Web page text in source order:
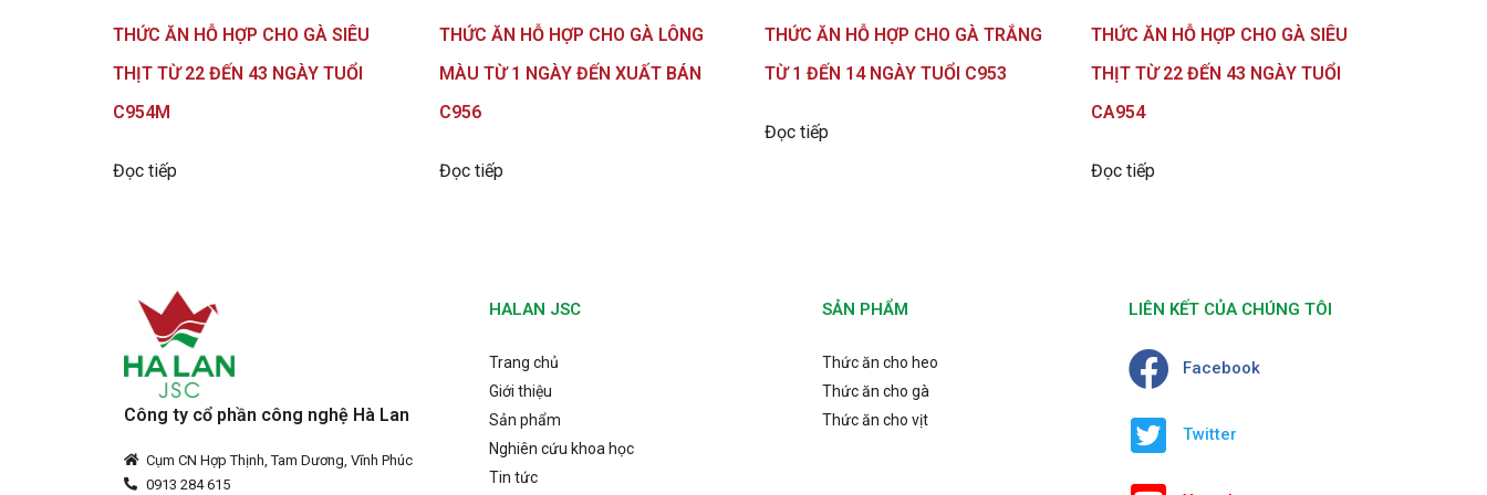
THỨC ĂN HỖ HỢP CHO GÀ SIÊU
THỊT TỪ 22 ĐẾN 43 NGÀY TUỔI
C954M
Đọc tiếp
THỨC ĂN HỖ HỢP CHO GÀ LÔNG
MÀU TỪ 1 NGÀY ĐẾN XUẤT BÁN
C956
Đọc tiếp
THỨC ĂN HỖ HỢP CHO GÀ TRẮNG
TỪ 1 ĐẾN 14 NGÀY TUỔI C953
Đọc tiếp
THỨC ĂN HỖ HỢP CHO GÀ SIÊU
THỊT TỪ 22 ĐẾN 43 NGÀY TUỔI
CA954
Đọc tiếp
Công ty cổ phần công nghệ Hà Lan
Cụm CN Hợp Thịnh, Tam Dương, Vĩnh Phúc
0913 284 615
HALAN JSC
Trang chủ
Giới thiệu
Sản phẩm
Nghiên cứu khoa học
Tin tức
SẢN PHẨM
Thức ăn cho heo
Thức ăn cho gà
Thức ăn cho vịt
LIÊN KẾT CỦA CHÚNG TÔI
Facebook
Twitter